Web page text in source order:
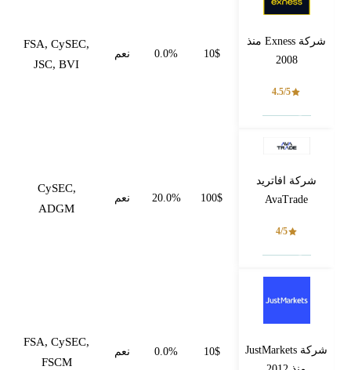
شركة Exness منذ
2008
4.5/5
10$
0.0% نعم
FSA, CySEC,
JSC, BVI
شركة افاتريد
AvaTrade
4/5
100$
20.0% نعم
CySEC,
ADGM
شركة JustMarkets
10$
0.0% نعم
FSA, CySEC,
FSCM